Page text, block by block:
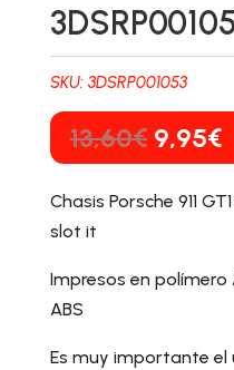
SKU: 3DSRP001053
13,60€ El
precio
9,95€El
Chasis Porsche 911
slot it
Impresos en polímero
ABS
Es muy importante el